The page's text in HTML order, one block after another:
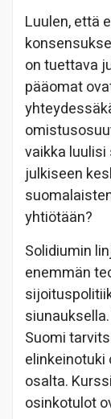
Luulen, että
on tuettava
pääomat
vaikka
julkiseen
yhtiötään?
Solidiumin
enemmän
Suomi
osalta.
osinkotulot